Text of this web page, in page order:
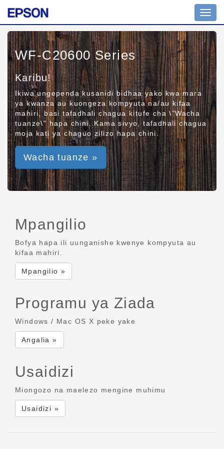
WF-C20600 Series
Karibu!
Ikiwa ungependa kusanidi bidhaa yako kwa mara
ya kwanza au kuongeza kompyuta na/au kifaa
mahiri, basi tafadhali chagua kitufe cha \"Wacha
tuanze\" hapa chini. Kama sivyo, tafadhali chagua
moja kati ya chaguo zilizo hapa chini.
Wacha tuanze »
Mpangilio
Bofya hapa ili uunganishe kwenye kompyuta au
kifaa mahiri.
Mpangilio »
Programu ya Ziada
Windows / Mac OS X peke yake
Angalia »
Usaidizi
Miongozo na maelezo mengine muhimu
Usaidizi »